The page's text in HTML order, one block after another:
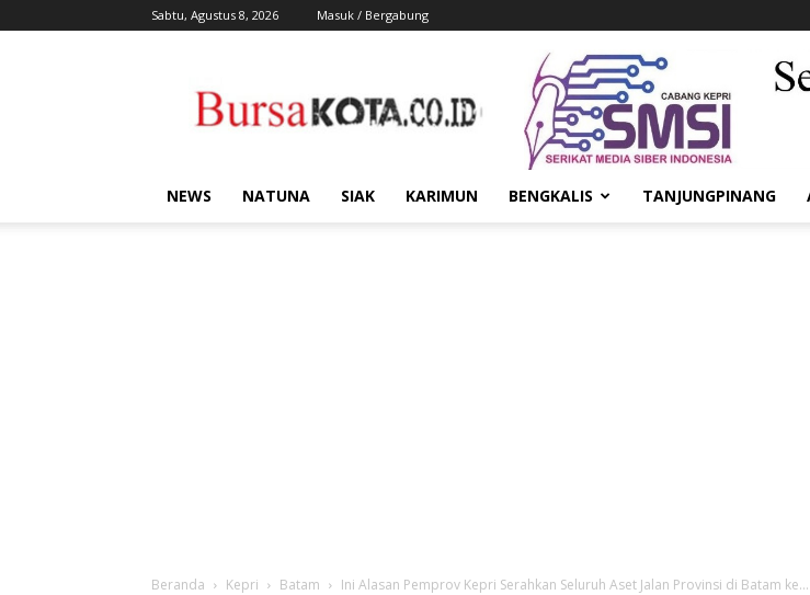
Sabtu, Agustus 8, 2026 Masuk / Bergabung
Kota
NEWS NATUNA SIAK KARIMUN BENGKALIS TANJUNGPINANG
Beranda Kepri Batam Ini Alasan Pemprov Kepri Serahkan Seluruh Aset Jalan Provinsi di Batam ke...